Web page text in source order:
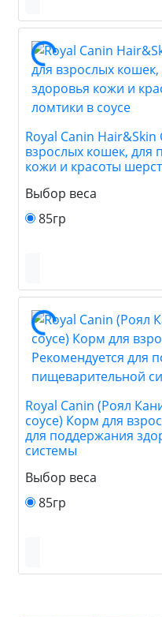
Royal Canin
взрослых кошек, для
кожи и красоты
Выбор веса
85гр
Royal Canin (Роял
соусе) Корм для
для поддержания
системы
Выбор веса
85гр